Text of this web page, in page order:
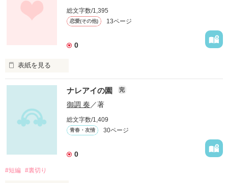
作品を読む
総文字数/1,395
恋愛(その他) 13ページ
0
表紙を見る
会いたい人は誰ですか？
ナレアイの園 完
御調 奏／著
総文字数/1,409
青春・友情 30ページ
0
#短編 #裏切り